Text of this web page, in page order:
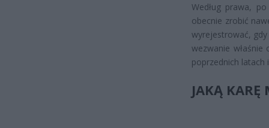
Według prawa,
obecnie zrobić
wyrejestrować,
wezwanie
poprzednich latach
JAKĄ KARĘ